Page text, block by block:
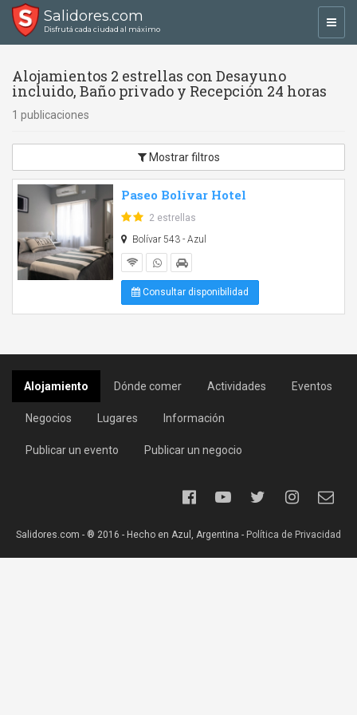
Salidores.com
Disfrutá cada ciudad al máximo
Alojamientos 2 estrellas con Desayuno
incluido, Baño privado y Recepción 24 horas
1 publicaciones
Mostrar filtros
Paseo Bolívar Hotel
2 estrellas
Bolívar 543 - Azul
Consultar disponibilidad
Alojamiento Dónde comer Actividades Eventos
Negocios Lugares Información
Publicar un evento Publicar un negocio
Salidores.com - ® 2016 - Hecho en Azul, Argentina - Política de Privacidad